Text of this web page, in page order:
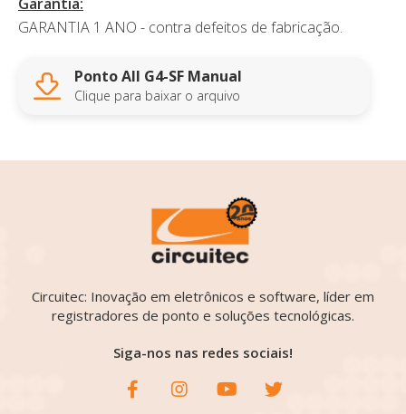
GARANTIA 1 ANO - contra defeitos de fabricação.
Ponto All G4-SF Manual
Clique para baixar o arquivo
Circuitec: Inovação em eletrônicos e software, líder em
registradores de ponto e soluções tecnológicas.
Siga-nos nas redes sociais!